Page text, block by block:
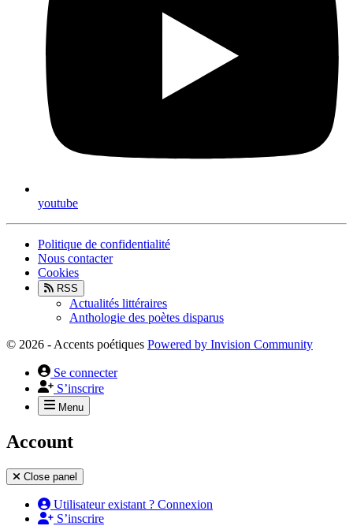
youtube
Politique de confidentialité
Nous contacter
Cookies
RSS
Actualités littéraires
Anthologie des poètes disparus
© 2026 - Accents poétiques Powered by Invision Community
Se connecter
S’inscrire
Menu
Account
Close panel
Utilisateur existant ? Connexion
S’inscrire